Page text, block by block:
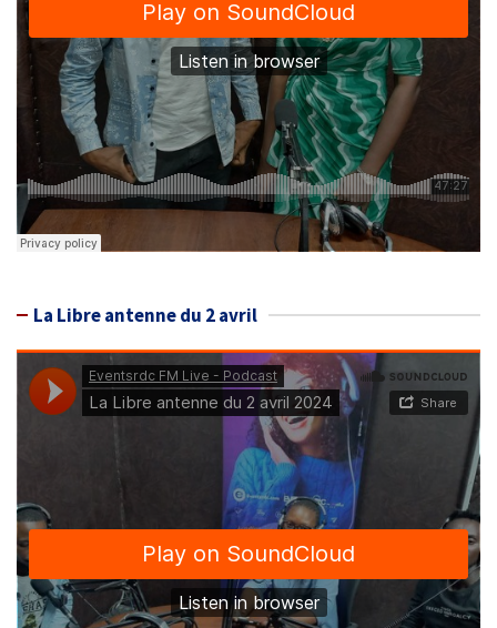
La Libre antenne du 2 avril